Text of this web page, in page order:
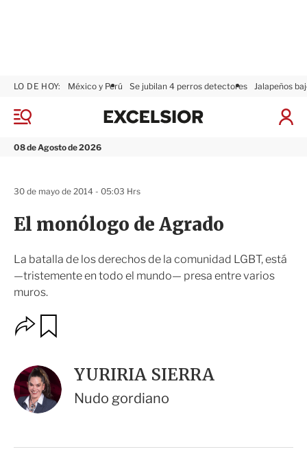
M
n
08 de Agosto de 2026
LO DE HOY: México y Perú Se jubilan 4 perros detectores Jalapeños
I
i
ó
x
El monólogo de Agrado
La batalla de los derechos de la comunidad LGBT, está
—tristemente en todo el mundo— presa entre varios
muros.
30 de mayo de 2014 - 05:03 Hrs
O
p
o
n
e
s
c
a
r
YURIRIA SIERRA
Nudo gordiano